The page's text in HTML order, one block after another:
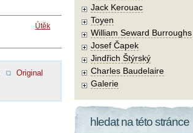
Útěk
Original
Jack Kerouac
Toyen
William Seward Burroughs
Josef Čapek
Jindřich Štýrský
Charles Baudelaire
Galerie
hledat na této stránce